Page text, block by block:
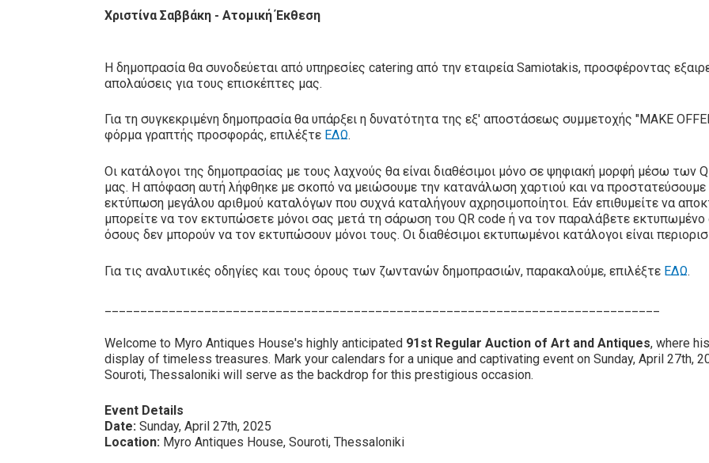
Χριστίνα Σαββάκη - Ατομική Έκθεση
Η δημοπρασία θα συνοδεύεται από υπηρεσίες catering από την εταιρεία Samiotakis, προσφέροντας
απολαύσεις για τους επισκέπτες μας.
Για τη συγκεκριμένη δημοπρασία θα υπάρξει η δυνατότητα της εξ' αποστάσεως συμμετοχής "MAKE
φόρμα γραπτής προσφοράς, επιλέξτε ΕΔΩ.
Οι κατάλογοι της δημοπρασίας με τους λαχνούς θα είναι διαθέσιμοι μόνο σε ψηφιακή μορφή μέσω
μας. Η απόφαση αυτή λήφθηκε με σκοπό να μειώσουμε την κατανάλωση χαρτιού και να
εκτύπωση μεγάλου αριθμού καταλόγων που συχνά καταλήγουν αχρησιμοποίητοι. Εάν επιθυμείτε να
μπορείτε να τον εκτυπώσετε μόνοι σας μετά τη σάρωση του QR code ή να τον παραλάβετε
όσους δεν μπορούν να τον εκτυπώσουν μόνοι τους. Οι διαθέσιμοι εκτυπωμένοι κατάλογοι είναι
Για τις αναλυτικές οδηγίες και τους όρους των ζωντανών δημοπρασιών, παρακαλούμε, επιλέξτε ΕΔΩ.
Welcome to Myro Antiques House's highly anticipated 91st Regular Auction of Art and Antiques, where
display of timeless treasures. Mark your calendars for a unique and captivating event on Sunday, April 27th,
Souroti, Thessaloniki will serve as the backdrop for this prestigious occasion.
Event Details
Date: Sunday, April 27th, 2025
Location: Myro Antiques House, Souroti, Thessaloniki